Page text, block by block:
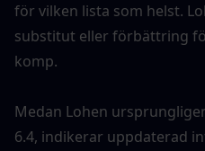
för vilken lista som helst.
substitut eller förbättring
komp.
Medan Lohen
6.4, indikerar uppdaterad